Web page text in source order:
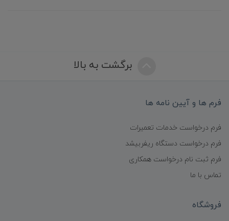
برگشت به بالا
فرم ها و آیین نامه ها
فرم درخواست خدمات تعمیرات
فرم درخواست دستگاه ریفربیشد
فرم ثبت نام درخواست همکاری
تماس با ما
فروشگاه